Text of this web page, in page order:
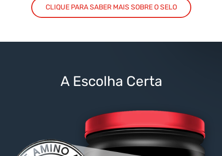
CLIQUE PARA SABER MAIS SOBRE O SELO
A Escolha Certa